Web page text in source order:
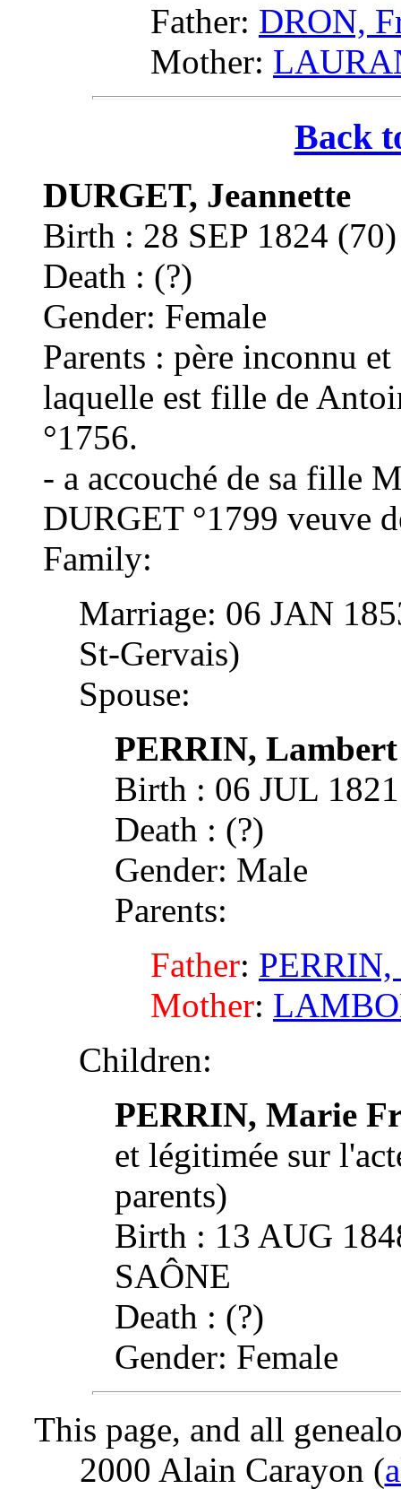
Father: DRON,
Mother:
Back
DURGET, Jeannette
Birth : 28 SEP 1824
Death : (?)
Gender: Female
Parents : père inconnu
laquelle est fille de
°1756.
- a accouché de sa fille
DURGET °1799 veuve
Family:
Marriage: 06 JAN
St-Gervais)
Spouse:
PERRIN, Lambert
Birth : 06 JUL
Death : (?)
Gender: Male
Parents:
Father:
Mother:
Children:
PERRIN, Marie
et légitimée sur
parents)
Birth : 13 AUG
SAÔNE
Death : (?)
Gender: Female
This page, and all
2000 Alain Carayon (